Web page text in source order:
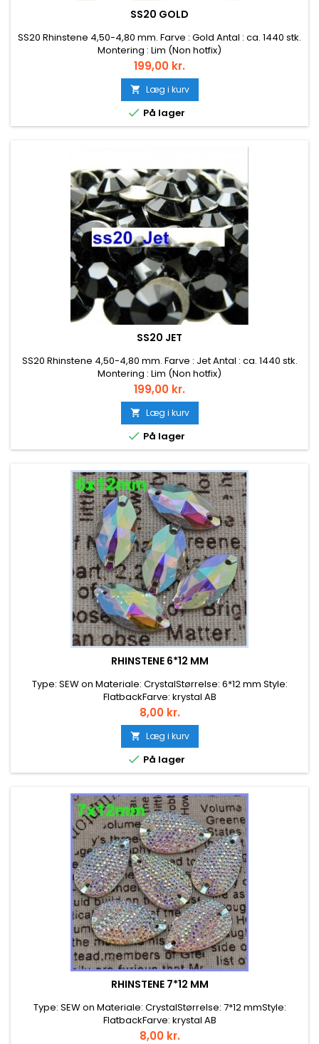
SS20 GOLD
SS20 Rhinstene 4,50-4,80 mm. Farve : Gold Antal : ca. 1440 stk.
Montering : Lim (Non hotfix)
Pris
199,00 kr.
 Læg i kurv
 På lager
SS20 JET
SS20 Rhinstene 4,50-4,80 mm. Farve : Jet Antal : ca. 1440 stk.
Montering : Lim (Non hotfix)
Pris
199,00 kr.
 Læg i kurv
 På lager
RHINSTENE 6*12 MM
Type: SEW on Materiale: CrystalStørrelse: 6*12 mm Style:
FlatbackFarve: krystal AB
Pris
8,00 kr.
 Læg i kurv
 På lager
RHINSTENE 7*12 MM
Type: SEW on Materiale: CrystalStørrelse: 7*12 mmStyle:
FlatbackFarve: krystal AB
Pris
8,00 kr.